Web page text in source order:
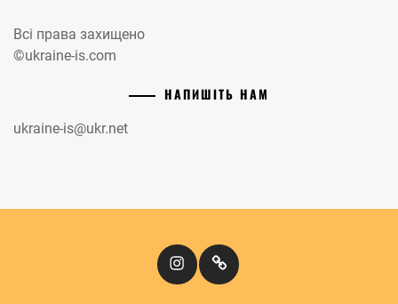
Всі права захищено
©ukraine-is.com
НАПИШІТЬ НАМ
ukraine-is@ukr.net
InstagramКіномандри